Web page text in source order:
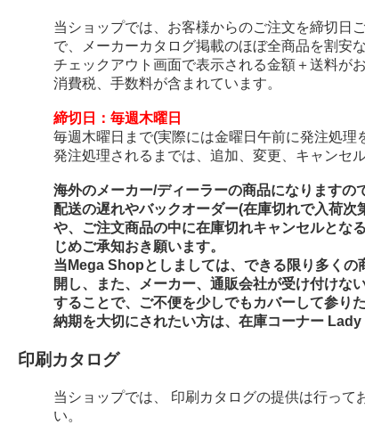
当ショップでは、お客様からのご注文を締切日
で、メーカーカタログ掲載のほぼ全商品を割安
チェックアウト画面で表示される金額＋送料が
消費税、手数料が含まれています。
締切日：毎週木曜日
毎週木曜日まで(実際には金曜日午前に発注処理
発注処理されるまでは、追加、変更、キャンセ
海外のメーカー/ディーラーの商品になりますの
配送の遅れやバックオーダー(在庫切れで入荷
や、ご注文商品の中に在庫切れキャンセルとな
じめご承知おき願います。
当Mega Shopとしましては、できる限り多く
開し、また、メーカー、通販会社が受け付けな
することで、ご不便を少しでもカバーして参り
納期を大切にされたい方は、在庫コーナー
印刷カタログ
当ショップでは、 印刷カタログの提供は行っ
い。